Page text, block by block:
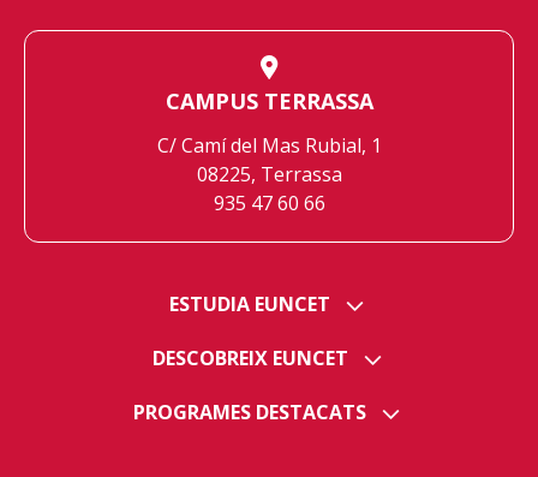
ESTUDIA EUNCET
DESCOBREIX EUNCET
PROGRAMES DESTACATS
CAMPUS TERRASSA
C/ Camí del Mas Rubial, 1
08225, Terrassa
935 47 60 66